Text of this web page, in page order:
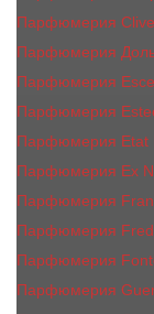
Парфюмерия
Парфюмерия
Парфюмерия
Парфюмерия
Парфюмерия Etat
Парфюмерия Ex
Парфюмерия
Парфюмерия
Парфюмерия
Парфюмерия